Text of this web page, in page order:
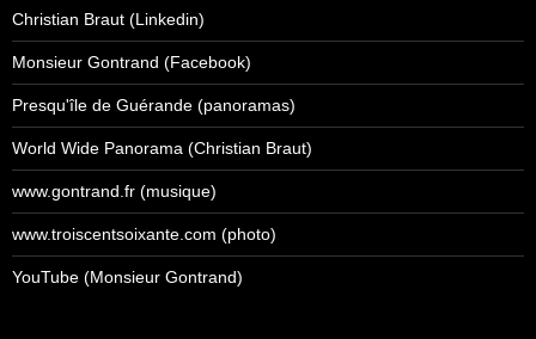
Christian Braut (Linkedin)
Monsieur Gontrand (Facebook)
Presqu'île de Guérande (panoramas)
World Wide Panorama (Christian Braut)
www.gontrand.fr (musique)
www.troiscentsoixante.com (photo)
YouTube (Monsieur Gontrand)